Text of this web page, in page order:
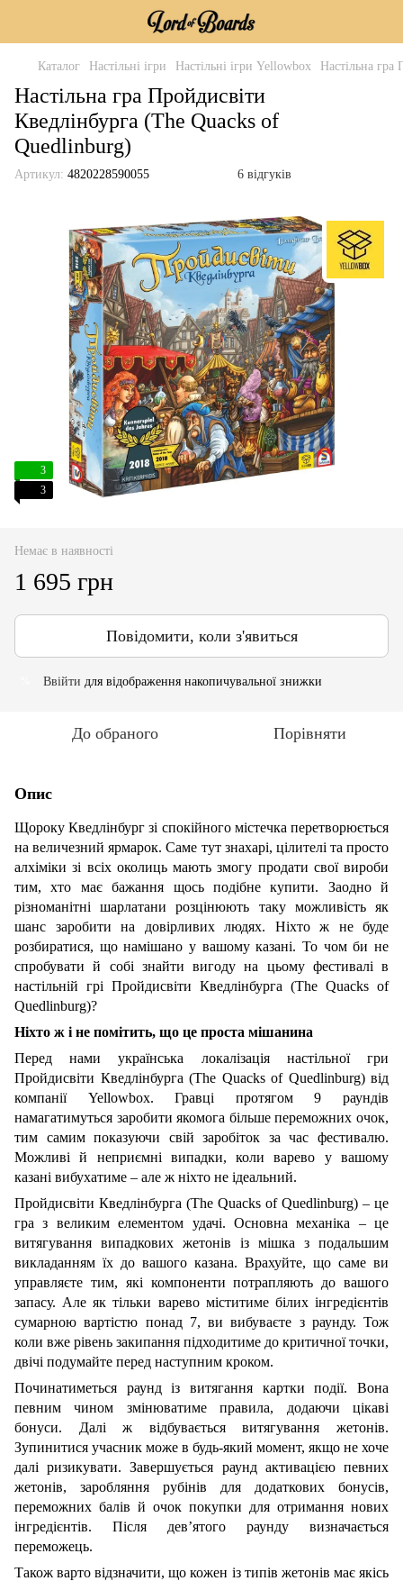
Каталог Настільні ігри Настільні ігри Yellowbox Настільна
Настільна гра Пройдисвіти
Кведлінбурга (The Quacks of
Quedlinburg)
Артикул: 4820228590055 6 відгуків
3
3
Немає в наявності
1 695 грн
Повідомити, коли з'явиться
Ввійти для відображення накопичувальної знижки
До обраного Порівняти
Опис
Щороку Кведлінбург зі спокійного містечка перетворюється
на величезний ярмарок. Саме тут знахарі, цілителі та просто
алхіміки зі всіх околиць мають змогу продати свої вироби
тим, хто має бажання щось подібне купити. Заодно й
різноманітні шарлатани розцінюють таку можливість як
шанс заробити на довірливих людях. Ніхто ж не буде
розбиратися, що намішано у вашому казані. То чом би не
спробувати й собі знайти вигоду на цьому фестивалі в
настільній грі Пройдисвіти Кведлінбурга (The Quacks of
Quedlinburg)?
Ніхто ж і не помітить, що це проста мішанина
Перед нами українська локалізація настільної гри
Пройдисвіти Кведлінбурга (The Quacks of Quedlinburg) від
компанії Yellowbox. Гравці протягом 9 раундів
намагатимуться заробити якомога більше переможних очок,
тим самим показуючи свій заробіток за час фестивалю.
Можливі й неприємні випадки, коли варево у вашому
казані вибухатиме – але ж ніхто не ідеальний.
Пройдисвіти Кведлінбурга (The Quacks of Quedlinburg) – це
гра з великим елементом удачі. Основна механіка – це
витягування випадкових жетонів із мішка з подальшим
викладанням їх до вашого казана. Врахуйте, що саме ви
управляєте тим, які компоненти потрапляють до вашого
запасу. Але як тільки варево міститиме білих інгредієнтів
сумарною вартістю понад 7, ви вибуваєте з раунду. Тож
коли вже рівень закипання підходитиме до критичної точки,
двічі подумайте перед наступним кроком.
Починатиметься раунд із витягання картки події. Вона
певним чином змінюватиме правила, додаючи цікаві
бонуси. Далі ж відбувається витягування жетонів.
Зупинитися учасник може в будь-який момент, якщо не хоче
далі ризикувати. Завершується раунд активацією певних
жетонів, заробляння рубінів для додаткових бонусів,
переможних балів й очок покупки для отримання нових
інгредієнтів. Після дев’ятого раунду визначається
переможець.
Також варто відзначити, що кожен із типів жетонів має якісь